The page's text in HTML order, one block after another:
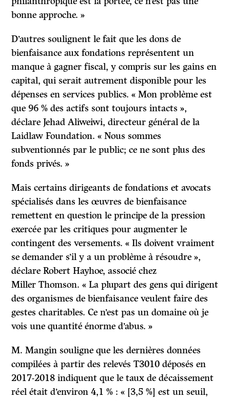
bonne approche. »
D’autres soulignent le fait que les dons de
bienfaisance aux fondations représentent un
manque à gagner fiscal, y compris sur les gains en
capital, qui serait autrement disponible pour les
dépenses en services publics. « Mon problème est
que 96 % des actifs sont toujours intacts »,
déclare Jehad Aliweiwi, directeur général de la
Laidlaw Foundation. « Nous sommes
subventionnés par le public; ce ne sont plus des
fonds privés. »
Mais certains dirigeants de fondations et avocats
spécialisés dans les œuvres de bienfaisance
remettent en question le principe de la pression
exercée par les critiques pour augmenter le
contingent des versements. « Ils doivent vraiment
se demander s’il y a un problème à résoudre »,
déclare Robert Hayhoe, associé chez
Miller Thomson. « La plupart des gens qui dirigent
des organismes de bienfaisance veulent faire des
gestes charitables. Ce n’est pas un domaine où je
vois une quantité énorme d’abus. »
M. Mangin souligne que les dernières données
compilées à partir des relevés T3010 déposés en
2017-2018 indiquent que le taux de décaissement
réel était d’environ 4,1 % : « [3,5 %] est un seuil,